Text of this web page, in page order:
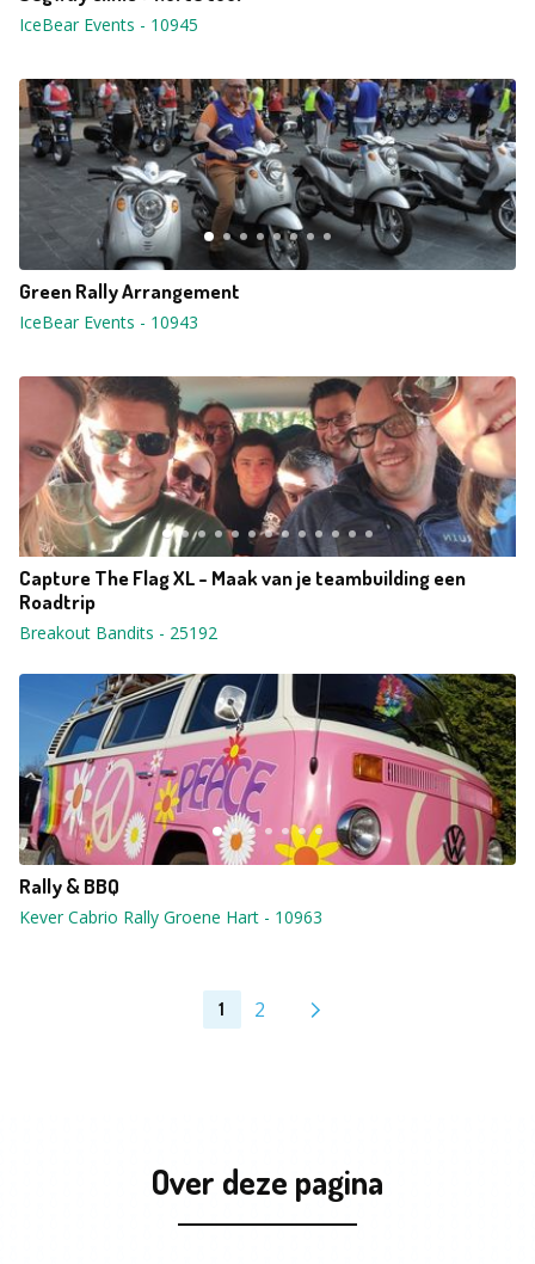
IceBear Events - 10945
Green Rally Arrangement
IceBear Events - 10943
Capture The Flag XL - Maak van je teambuilding een
Roadtrip
Breakout Bandits - 25192
Rally & BBQ
Kever Cabrio Rally Groene Hart - 10963
1 2
Over deze pagina